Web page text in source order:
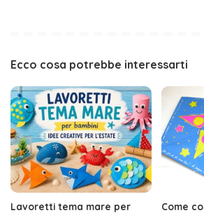
Ecco cosa potrebbe interessarti
Lavoretti tema mare per
Come